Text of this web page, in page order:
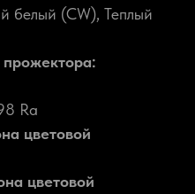
белый (CW), Теплый
прожектора:
Ra
цветовой
цветовой